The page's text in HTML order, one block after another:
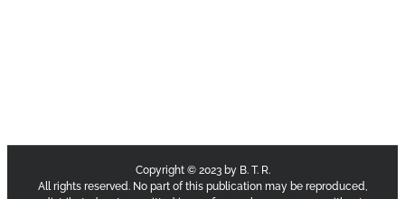
Copyright © 2023 by B. T. R.
All rights reserved. No part of this publication may be reproduced,